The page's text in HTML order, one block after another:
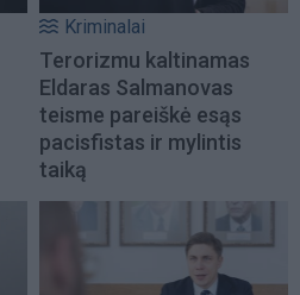
Kriminalai
Terorizmu kaltinamas
Eldaras Salmanovas
teisme pareiškė esąs
pacisfistas ir mylintis
taiką